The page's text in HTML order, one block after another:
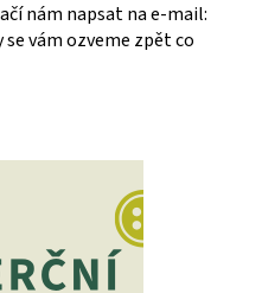
nám napsat na e-mail:
se vám ozveme zpět co